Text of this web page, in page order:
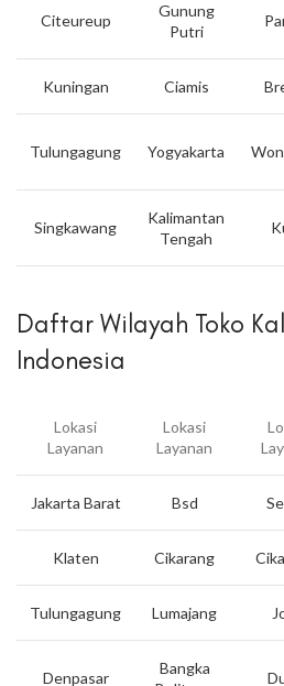
Citeureup
Gunung
Putri
Kuningan Ciamis
Tulungagung Yogyakarta
Singkawang
Kalimantan
Tengah
Daftar Wilayah Toko
Indonesia
Lokasi
Layanan
Lokasi
Layanan
Jakarta Barat Bsd
Klaten Cikarang
Tulungagung Lumajang
Denpasar
Bangka